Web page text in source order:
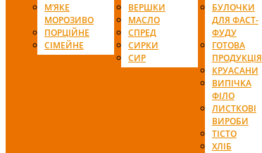
М’ЯКЕ
МОРОЗИВО
ПОРЦІЙНЕ
СІМЕЙНЕ
ВЕРШКИ
МАСЛО
СПРЕД
СИРКИ
СИР
БУЛОЧКИ
ДЛЯ ФАСТ-
ФУДУ
ГОТОВА
ПРОДУКЦІЯ
КРУАСАНИ
ВИПІЧКА
ФІЛО
ЛИСТКОВІ
ВИРОБИ
ТІСТО
ХЛІБ